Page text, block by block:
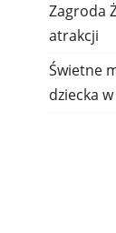
Zagroda
atrakcji
Świetne
dziecka w